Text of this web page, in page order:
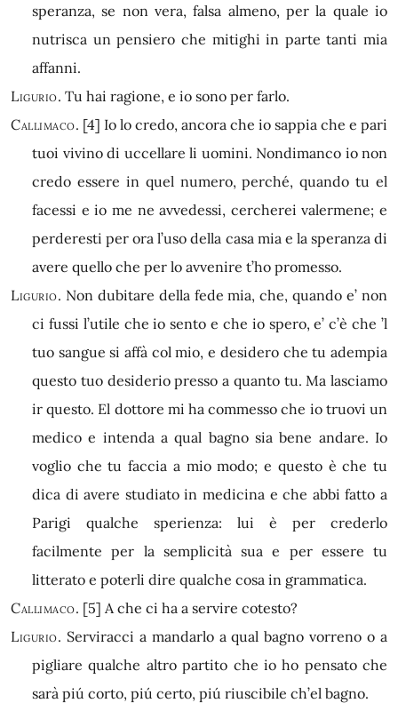
speranza, se non vera, falsa almeno, per la quale io
nutrisca un pensiero che mitighi in parte tanti mia
affanni.
Ligurio. Tu hai ragione, e io sono per farlo.
Callimaco. [4] Io lo credo, ancora che io sappia che e pari
tuoi vivino di uccellare li uomini. Nondimanco io non
credo essere in quel numero, perché, quando tu el
facessi e io me ne avvedessi, cercherei valermene; e
perderesti per ora l’uso della casa mia e la speranza di
avere quello che per lo avvenire t’ho promesso.
Ligurio. Non dubitare della fede mia, che, quando e’ non
ci fussi l’utile che io sento e che io spero, e’ c’è che ’l
tuo sangue si affà col mio, e desidero che tu adempia
questo tuo desiderio presso a quanto tu. Ma lasciamo
ir questo. El dottore mi ha commesso che io truovi un
medico e intenda a qual bagno sia bene andare. Io
voglio che tu faccia a mio modo; e questo è che tu
dica di avere studiato in medicina e che abbi fatto a
Parigi qualche sperienza: lui è per crederlo
facilmente per la semplicità sua e per essere tu
litterato e poterli dire qualche cosa in grammatica.
Callimaco. [5] A che ci ha a servire cotesto?
Ligurio. Serviracci a mandarlo a qual bagno vorreno o a
pigliare qualche altro partito che io ho pensato che
sarà piú corto, piú certo, piú riuscibile ch’el bagno.